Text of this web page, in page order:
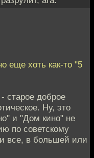
еще хоть как-то "5
старое доброе
Ну, это
и "Дом кино" не
по советскому
все, в большей или